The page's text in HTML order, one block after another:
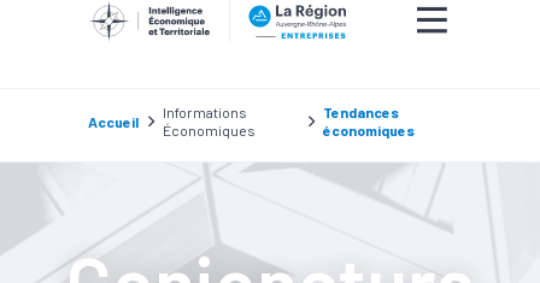
Accueil
Informations
Économiques
Tendances
économiques